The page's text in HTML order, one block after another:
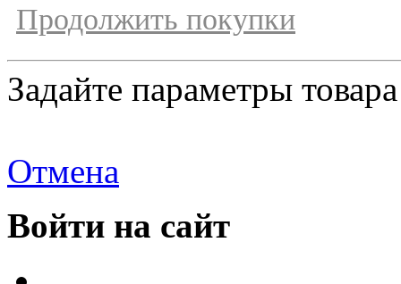
Продолжить покупки
Задайте параметры товара
Отмена
Войти на сайт